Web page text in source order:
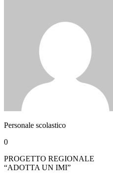
Personale scolastico
0
PROGETTO REGIONALE
“ADOTTA UN IMI”